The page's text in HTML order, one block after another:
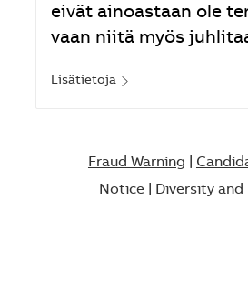
eivät ainoastaan ole
vaan niitä myös
Lisätietoja
Fraud Warning
Notice
Diversity and